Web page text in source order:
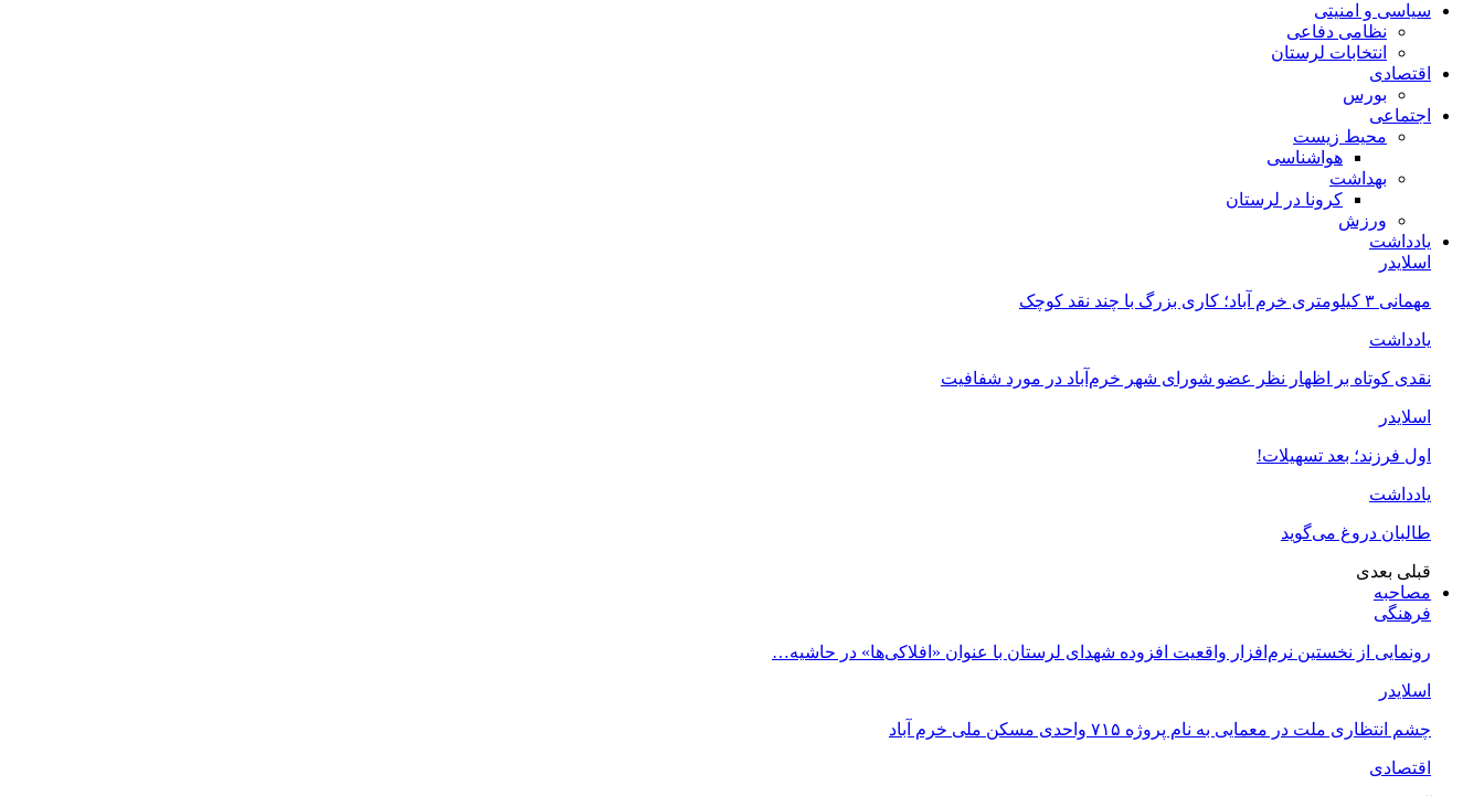
سیاسی و امنیتی
نظامی دفاعی
انتخابات لرستان
اقتصادی
بورس
اجتماعی
محیط زیست
هواشناسی
بهداشت
کرونا در لرستان
ورزش
یادداشت
اسلایدر
مهمانی ۳ کیلومتری خرم آباد؛ کاری بزرگ با چند نقد کوچک
یادداشت
نقدی کوتاه بر اظهار نظر عضو شورای شهر خرم‌آباد در مورد شفافیت
اسلایدر
اول فرزند؛ بعد تسهیلات!
یادداشت
طالبان دروغ می‌گوید
قبلی بعدی
مصاحبه
فرهنگی
رونمایی از نخستین نرم‌افزار واقعیت افزوده شهدای لرستان با عنوان «افلاکی‌ها» در حاشیه…
اسلایدر
چشم انتظاری ملت در معمایی به نام پروژه ۷۱۵ واحدی مسکن ملی خرم آباد
اقتصادی